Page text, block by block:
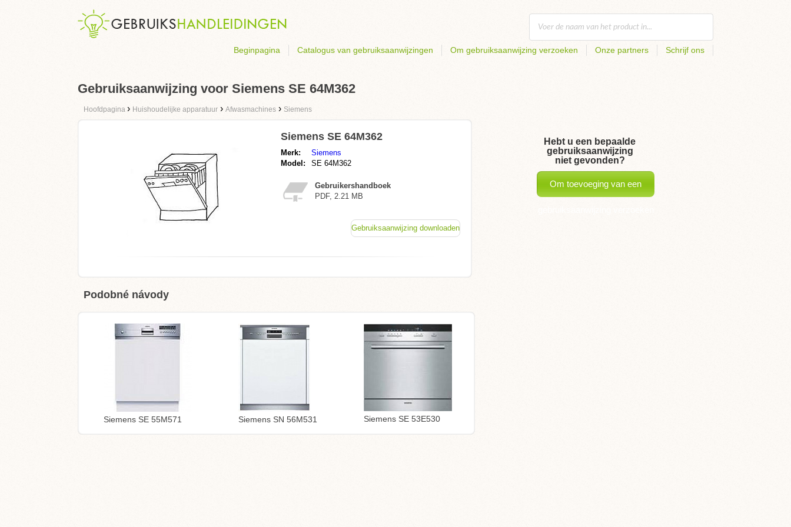
Beginpagina Catalogus van gebruiksaanwijzingen Om gebruiksaanwijzing verzoeken Onze partners Schrijf ons
Gebruiksaanwijzing voor Siemens SE 64M362
Hoofdpagina › Huishoudelijke apparatuur › Afwasmachines › Siemens
Siemens SE 64M362
Merk:
Siemens
Model:
SE 64M362
Gebruikershandboek
PDF, 2.21 MB
Gebruiksaanwijzing downloaden
Podobné návody
Siemens SE 55M571 Siemens SN 56M531 Siemens SE 53E530
Hebt u een bepaalde
gebruiksaanwijzing
niet gevonden?
Om toevoeging van een